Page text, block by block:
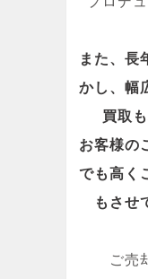
また、長
かし、幅
買取
お客様の
でも高く
もさせ
ご売